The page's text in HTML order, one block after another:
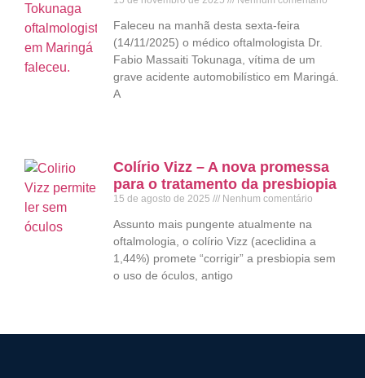
Faleceu na manhã desta sexta-feira
(14/11/2025) o médico oftalmologista Dr.
Fabio Massaiti Tokunaga, vítima de um
grave acidente automobilístico em Maringá.
A
Colírio Vizz – A nova promessa
para o tratamento da presbiopia
15 de agosto de 2025 Nenhum comentário
Assunto mais pungente atualmente na
oftalmologia, o colírio Vizz (aceclidina a
1,44%) promete “corrigir” a presbiopia sem
o uso de óculos, antigo